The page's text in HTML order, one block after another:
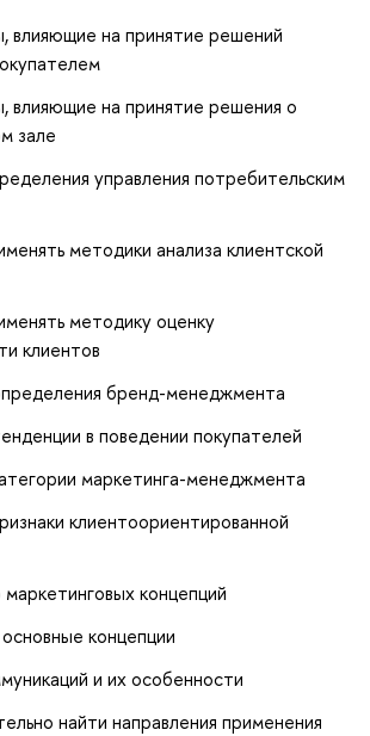
влияющие на принятие решений
влияющие на принятие решения о
зале
управления потребительским
методики анализа клиентской
методику оценку
клиентов
бренд-менеджмента
в поведении покупателей
маркетинга-менеджмента
клиентоориентированной
концепций
концепции
и их особенности
найти направления применения